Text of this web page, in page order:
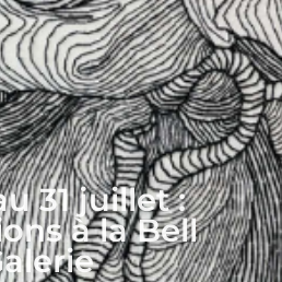
31 juillet :
à la Bell